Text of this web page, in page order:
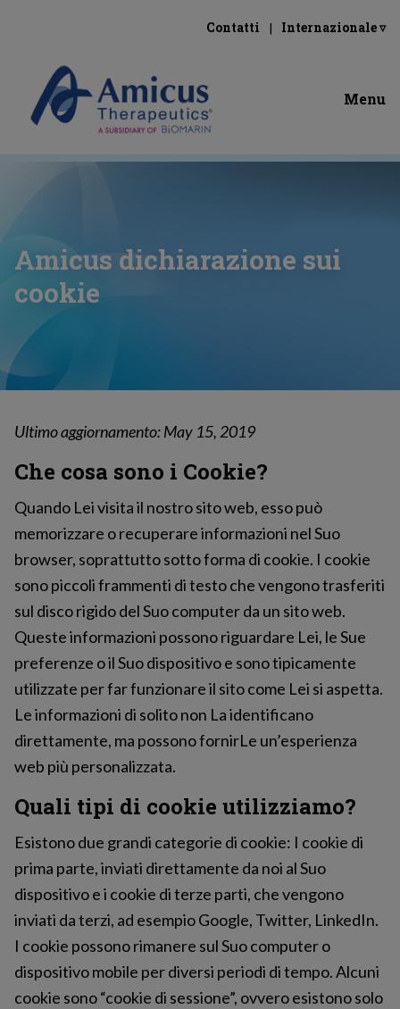
Contatti Internazionale ▿
Menu
Amicus dichiarazione sui
cookie
Ultimo aggiornamento: May 15, 2019
Che cosa sono i Cookie?
Quando Lei visita il nostro sito web, esso può
memorizzare o recuperare informazioni nel Suo
browser, soprattutto sotto forma di cookie. I cookie
sono piccoli frammenti di testo che vengono trasferiti
sul disco rigido del Suo computer da un sito web.
Queste informazioni possono riguardare Lei, le Sue
preferenze o il Suo dispositivo e sono tipicamente
utilizzate per far funzionare il sito come Lei si aspetta.
Le informazioni di solito non La identificano
direttamente, ma possono fornirLe un’esperienza
web più personalizzata.
Quali tipi di cookie utilizziamo?
Esistono due grandi categorie di cookie: I cookie di
prima parte, inviati direttamente da noi al Suo
dispositivo e i cookie di terze parti, che vengono
inviati da terzi, ad esempio Google, Twitter, LinkedIn.
I cookie possono rimanere sul Suo computer o
dispositivo mobile per diversi periodi di tempo. Alcuni
cookie sono “cookie di sessione”, ovvero esistono solo